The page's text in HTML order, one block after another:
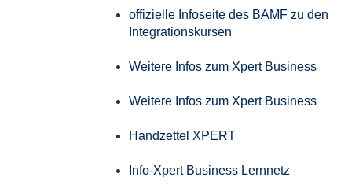
offizielle Infoseite des BAMF zu den
Integrationskursen
Weitere Infos zum Xpert Business
Weitere Infos zum Xpert Business
Handzettel XPERT
Info-Xpert Business Lernnetz